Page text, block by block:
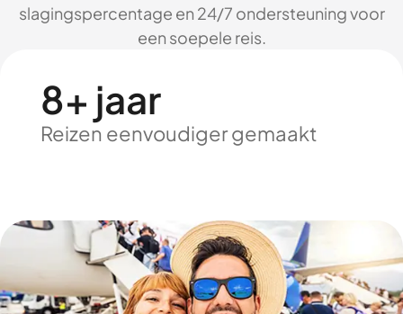
slagingspercentage en 24/7 ondersteuning voor
een soepele reis.
8+ jaar
Reizen eenvoudiger gemaakt